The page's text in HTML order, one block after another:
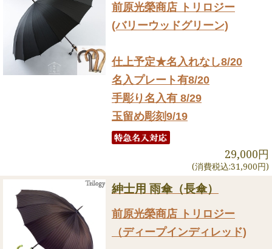
前原光榮商店 トリロジー
(バリーウッドグリーン)
仕上予定★名入れなし8/20
名入プレート有8/20
手彫り名入有 8/29
玉留め彫刻9/19
29,000円
(消費税込:31,900円)
紳士用 雨傘（長傘）
前原光榮商店 トリロジー
（ディープインディレッド)